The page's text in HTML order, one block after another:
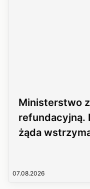
Ministerstwo
refundacyjną.
żąda
07.08.2026